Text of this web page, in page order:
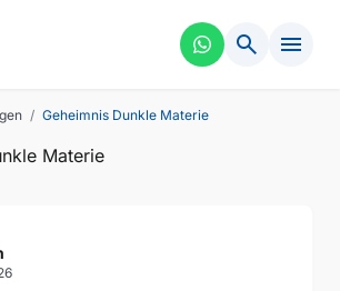
search menu
/ Geheimnis Dunkle Materie
Dunkle Materie